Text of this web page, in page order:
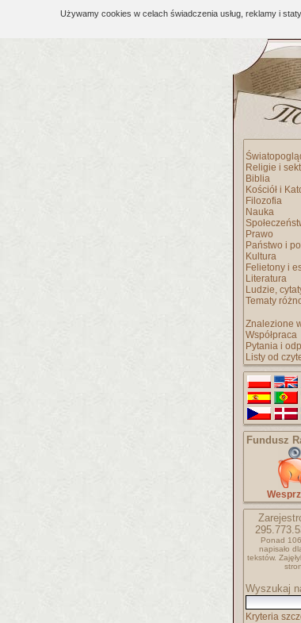
Używamy cookies w celach świadczenia usług, reklamy i
Religie i
Biblia
Kościół i
Filozofia
Nauka
Prawo
Państwo i
Kultura
Felietony i
Literatura
Ludzie,
Tematy
Znalezione
Współpraca
Pytania i
Listy od
Fundusz
Ponad
napisało
tekstów.
Wyszukaj
Kryteria